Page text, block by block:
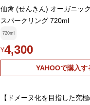
仙禽 (せんきん) オーガニッ
スパークリング 720ml
720ml
¥4,300
YAHOOで購入す
【ドメーヌ化を目指した究